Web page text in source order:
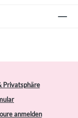
Privatsphäre
anmelden